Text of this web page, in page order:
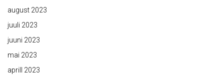
august 2023
juuli 2023
juuni 2023
mai 2023
aprill 2023